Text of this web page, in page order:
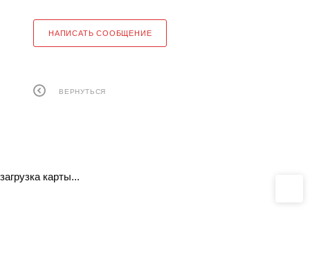
НАПИСАТЬ СООБЩЕНИЕ
ВЕРНУТЬСЯ
загрузка карты...